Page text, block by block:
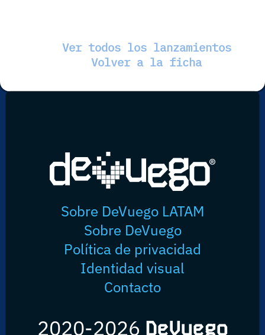
Ver todos los lanzamientos
Volver a la ficha
Sobre DeVuego LATAM
Sobre DeVuego
Política de privacidad
Identidad visual
Contacto
2020-2026 DeVuego